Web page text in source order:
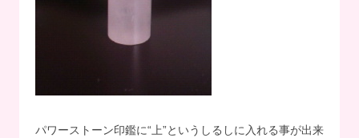
パワーストーン印鑑に“上”というしるしに入れる事が出来